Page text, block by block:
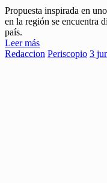
Propuesta inspirada en
en la región se encuentra
país.
Leer más
Redaccion Periscopio 3